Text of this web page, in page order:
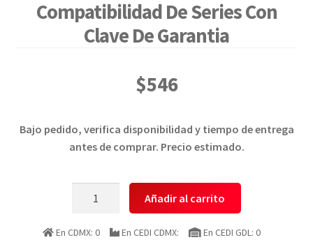
Compatibilidad De Series Con
Clave De Garantia
$546
Bajo pedido, verifica disponibilidad y tiempo de entrega
antes de comprar. Precio estimado.
N_optl1_n1_p1
Añadir al carrito
En CDMX: 0 En CEDI CDMX:
En CEDI GDL: 0